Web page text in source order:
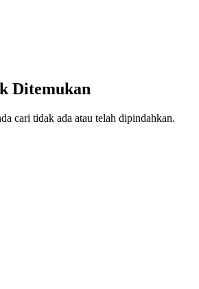
Ditemukan
cari tidak ada atau telah dipindahkan.